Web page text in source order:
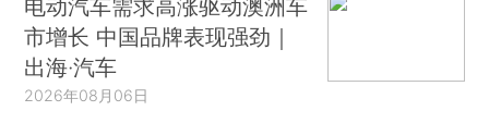
电动汽车需求高涨驱动澳洲车
市增长 中国品牌表现强劲｜
出海·汽车
2026年08月06日